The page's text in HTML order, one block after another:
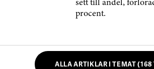
sett till andel,
procent.
ALLA ARTIKLAR I TEMAT (168